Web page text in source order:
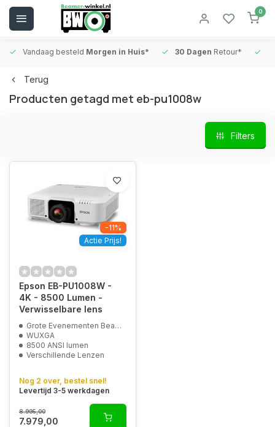
0
Vandaag besteld Morgen in Huis* 30 Dagen Retour*
Terug
Producten getagd met eb-pu1008w
Filters
-11%
Actie Prijs!
Epson EB-PU1008W -
4K - 8500 Lumen -
Verwisselbare lens
Grote Evenementen Beamer
WUXGA
8500 ANSI lumen
Verschillende Lenzen
Nog 2 over, bestel snel!
Levertijd 3-5 werkdagen
8.995,00
7.979,00